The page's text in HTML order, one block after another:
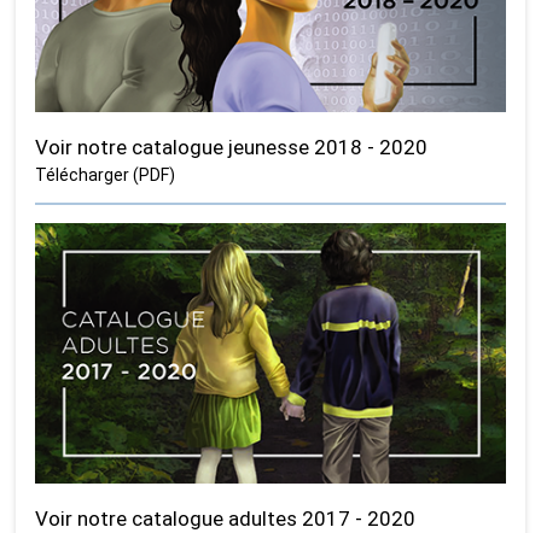
Voir notre catalogue jeunesse 2018 - 2020
Télécharger (PDF)
Voir notre catalogue adultes 2017 - 2020